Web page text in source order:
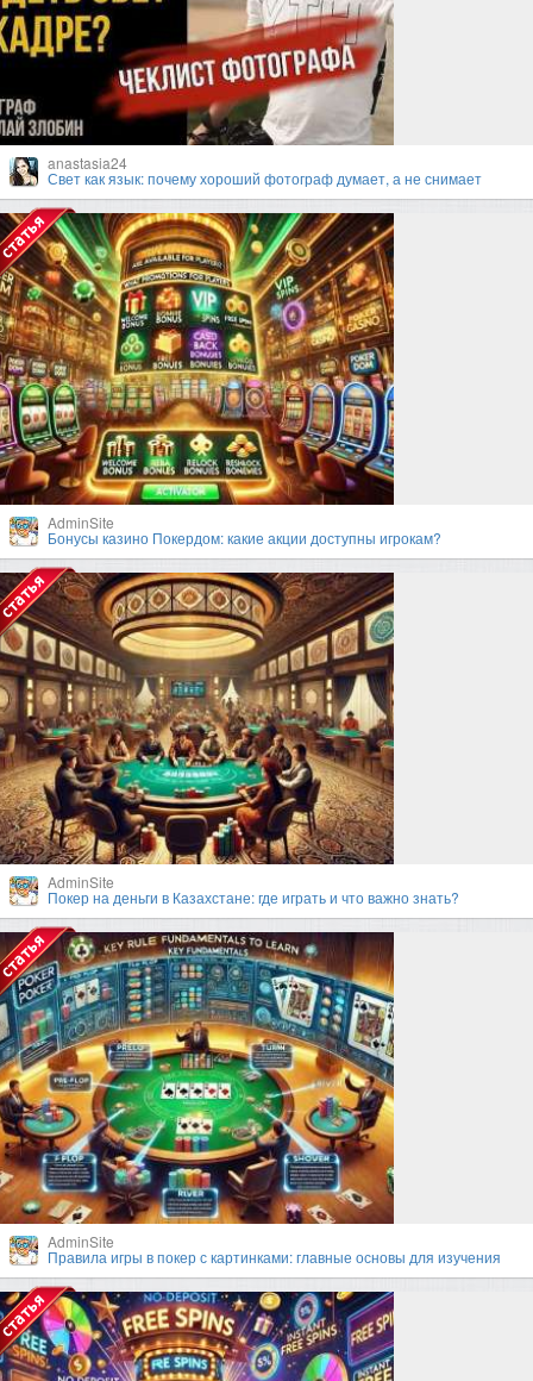
anastasia24
Свет как язык: почему хороший фотограф думает, а не снимает
AdminSite
Бонусы казино Покердом: какие акции доступны игрокам?
AdminSite
Покер на деньги в Казахстане: где играть и что важно знать?
AdminSite
Правила игры в покер с картинками: главные основы для изучения